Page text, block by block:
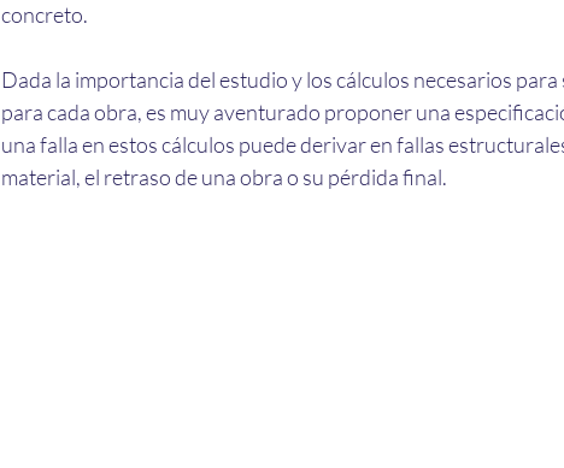
concreto.
Dada la importancia del estudio y los cálculos necesarios
para cada obra, es muy aventurado proponer una
una falla en estos cálculos puede derivar en fallas
material, el retraso de una obra o su pérdida final.